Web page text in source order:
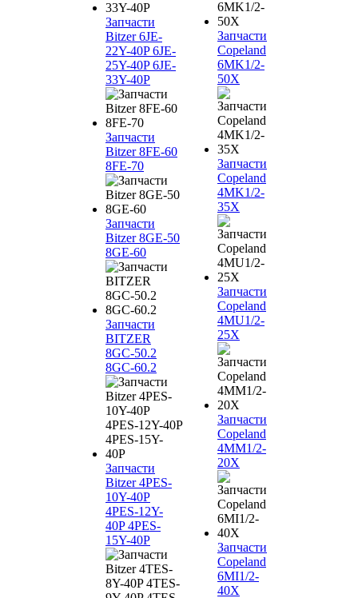
Запчасти
Bitzer 6JE-
22Y-40P 6JE-
25Y-40P 6JE-
33Y-40P
Запчасти
Bitzer 8FE-60
8FE-70
Запчасти
Bitzer 8GE-50
8GE-60
Запчасти
BITZER
8GC-50.2
8GC-60.2
Запчасти
Bitzer 4PES-
10Y-40P
4PES-12Y-
40P 4PES-
15Y-40P
Запчасти
Copeland
6MK1/2-
50X
Запчасти
Copeland
4MK1/2-
35X
Запчасти
Copeland
4MU1/2-
25X
Запчасти
Copeland
4MM1/2-
20X
Запчасти
Copeland
6MI1/2-
40X